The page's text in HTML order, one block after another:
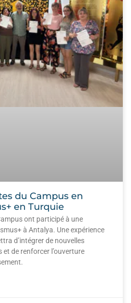
du Campus en
en Turquie
ont participé à une
à Antalya. Une expérience
d’intégrer de nouvelles
de renforcer l’ouverture